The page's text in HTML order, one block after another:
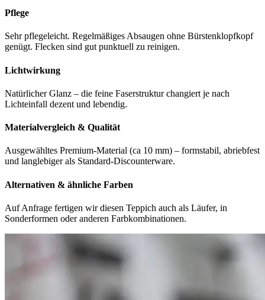
Pflege
Sehr pflegeleicht. Regelmäßiges Absaugen ohne Bürstenklopfkopf
genügt. Flecken sind gut punktuell zu reinigen.
Lichtwirkung
Natürlicher Glanz – die feine Faserstruktur changiert je nach
Lichteinfall dezent und lebendig.
Materialvergleich & Qualität
Ausgewähltes Premium-Material (ca 10 mm) – formstabil, abriebfest
und langlebiger als Standard-Discounterware.
Alternativen & ähnliche Farben
Auf Anfrage fertigen wir diesen Teppich auch als Läufer, in
Sonderformen oder anderen Farbkombinationen.